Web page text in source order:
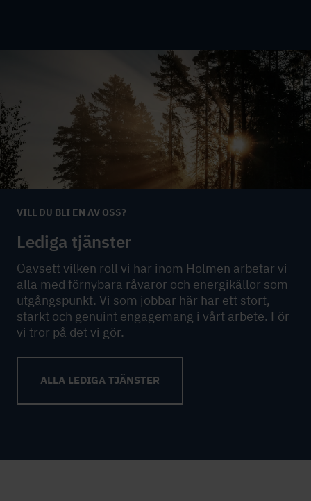
VILL DU BLI EN AV OSS?
Lediga tjänster
Oavsett vilken roll vi har inom Holmen arbetar vi
alla med förnybara råvaror och energikällor som
utgångspunkt. Vi som jobbar här har ett stort,
starkt och genuint engagemang i vårt arbete. För
vi tror på det vi gör.
ALLA LEDIGA TJÄNSTER